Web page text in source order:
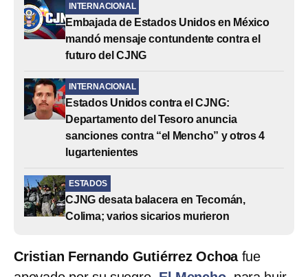
INTERNACIONAL
Embajada de Estados Unidos en México
mandó mensaje contundente contra el
futuro del CJNG
INTERNACIONAL
Estados Unidos contra el CJNG:
Departamento del Tesoro anuncia
sanciones contra “el Mencho” y otros 4
lugartenientes
ESTADOS
CJNG desata balacera en Tecomán,
Colima; varios sicarios murieron
Cristian Fernando Gutiérrez Ochoafue